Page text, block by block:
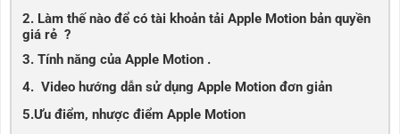
2. Làm thế nào để có tài khoản tải Apple Motion bản quyền
giá rẻ ?
3. Tính năng của Apple Motion .
4. Video hướng dẫn sử dụng Apple Motion đơn giản
5.Ưu điểm, nhược điểm Apple Motion